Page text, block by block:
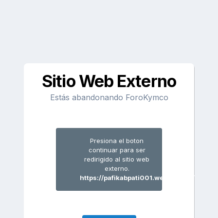
Sitio Web Externo
Estás abandonando ForoKymco
Presiona el boton
continuar para ser
redirigido al sitio web
externo.
https://pafikabpati001.weebly.com/